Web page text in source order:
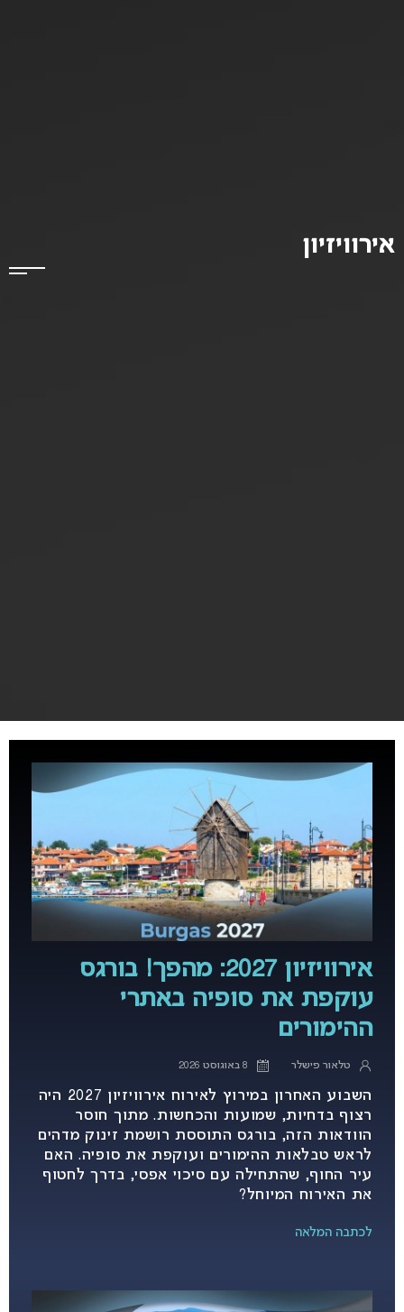
אירוויזיון
אירוויזיון 2027: מהפך! בורגס
עוקפת את סופיה באתרי
ההימורים
טלאור פישלר 8 באוגוסט 2026
השבוע האחרון במירוץ לאירוח אירוויזיון 2027 היה
רצוף בדחיות, שמועות והכחשות. מתוך חוסר
הוודאות הזה, בורגס התוססת רושמת זינוק מדהים
לראש טבלאות ההימורים ועוקפת את סופיה. האם
עיר החוף, שהתחילה עם סיכוי אפסי, בדרך לחטוף
את האירוח המיוחל?
לכתבה המלאה